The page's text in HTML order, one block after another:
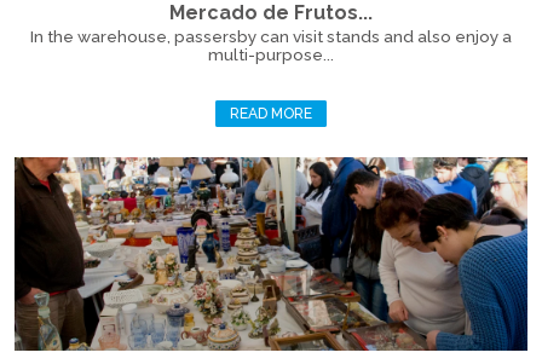
Mercado de Frutos...
In the warehouse, passersby can visit stands and also enjoy a
multi-purpose...
READ MORE